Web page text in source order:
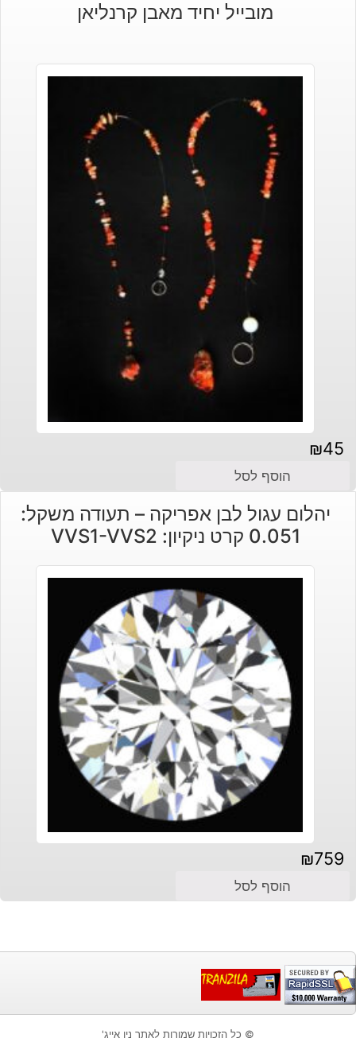
מובייל יחיד מאבן קרנליאן
₪45
הוסף לסל
יהלום עגול לבן אפריקה – תעודה משקל:
0.051 קרט ניקיון: VVS1-VVS2
₪759
הוסף לסל
© כל הזכויות שמורות לאתר ניו אייג'